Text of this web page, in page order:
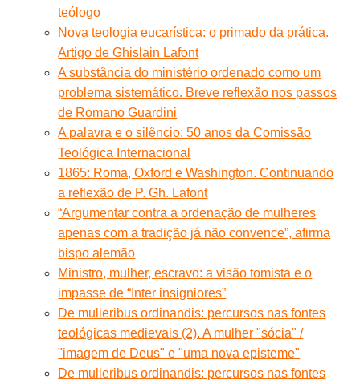
teólogo
Nova teologia eucarística: o primado da prática.
Artigo de Ghislain Lafont
A substância do ministério ordenado como um
problema sistemático. Breve reflexão nos passos
de Romano Guardini
A palavra e o silêncio: 50 anos da Comissão
Teológica Internacional
1865: Roma, Oxford e Washington. Continuando
a reflexão de P. Gh. Lafont
“Argumentar contra a ordenação de mulheres
apenas com a tradição já não convence”, afirma
bispo alemão
Ministro, mulher, escravo: a visão tomista e o
impasse de “Inter insigniores”
De mulieribus ordinandis: percursos nas fontes
teológicas medievais (2). A mulher "sócia" /
"imagem de Deus" e "uma nova episteme"
De mulieribus ordinandis: percursos nas fontes